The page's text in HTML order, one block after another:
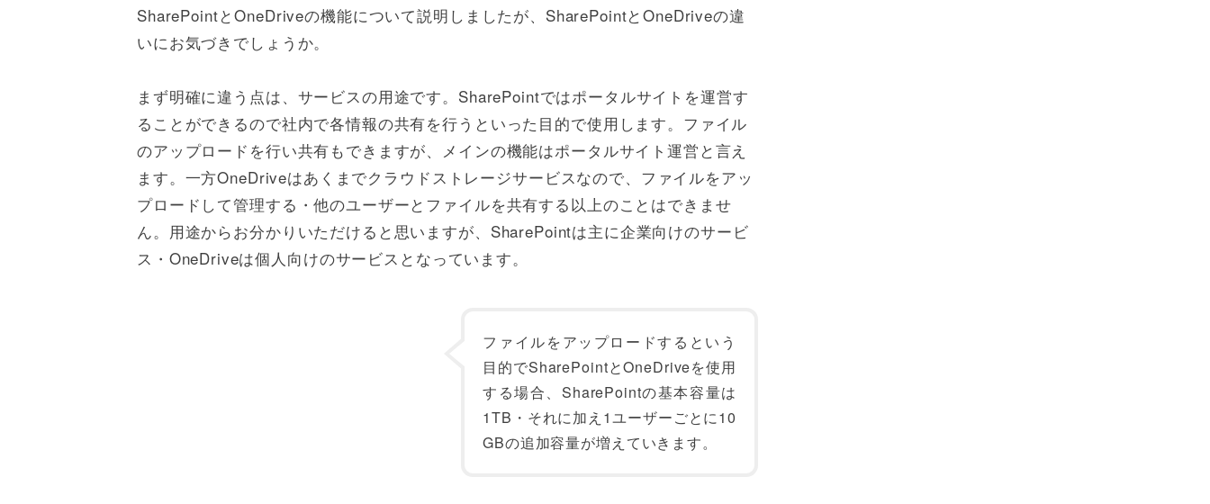
SharePointとOneDriveの機能について説明しましたが、SharePointとOneDriveの違
いにお気づきでしょうか。
まず明確に違う点は、サービスの用途です。SharePointではポータルサイトを運営す
ることができるので社内で各情報の共有を行うといった目的で使用します。ファイル
のアップロードを行い共有もできますが、メインの機能はポータルサイト運営と言え
ます。一方OneDriveはあくまでクラウドストレージサービスなので、ファイルをアッ
プロードして管理する・他のユーザーとファイルを共有する以上のことはできませ
ん。用途からお分かりいただけると思いますが、SharePointは主に企業向けのサービ
ス・OneDriveは個人向けのサービスとなっています。
ファイルをアップロードするという
目的でSharePointとOneDriveを使用
する場合、SharePointの基本容量は
1TB・それに加え1ユーザーごとに10
GBの追加容量が増えていきます。